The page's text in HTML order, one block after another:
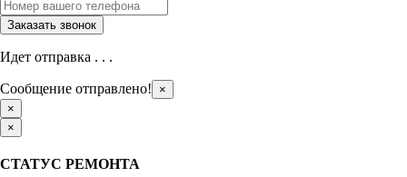
Идет отправка . . .
Сообщение отправлено!
×
×
×
СТАТУС РЕМОНТА